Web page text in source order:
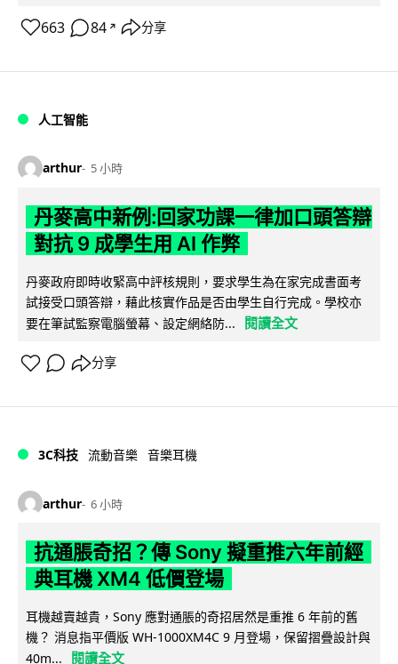
663 84 ↗ 分享
人工智能
arthur 5 小時
丹麥高中新例:回家功課一律加口頭答辯
對抗 9 成學生用 AI 作弊
丹麥政府即時收緊高中評核規則，要求學生為在家完成書面考
試接受口頭答辯，藉此核實作品是否由學生自行完成。學校亦
要在筆試監察電腦螢幕、設定網絡防...
閱讀全文
分享
3C科技 流動音樂 音樂耳機
arthur 6 小時
抗通脹奇招？傳 Sony 擬重推六年前經
典耳機 XM4 低價登場
耳機越賣越貴，Sony 應對通脹的奇招居然是重推 6 年前的舊
機？ 消息指平價版 WH-1000XM4C 9 月登場，保留摺疊設計與
40m...
閱讀全文